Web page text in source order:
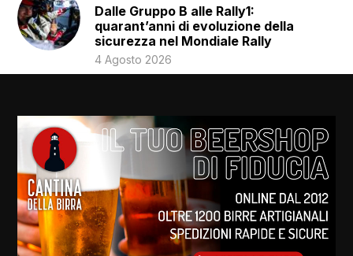
Dalle Gruppo B alle Rally1:
quarant’anni di evoluzione della
sicurezza nel Mondiale Rally
4 Agosto 2026